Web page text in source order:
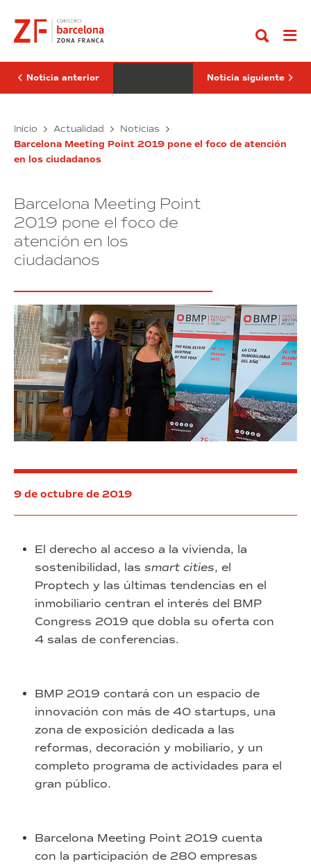
contenido
se
reunirán
en
para
debatir
de
las
personas
con
Noticia anterior
World
Green
premios
Noticia siguiente
Inicio Actualidad Noticias
Barcelona Meeting Point 2019 pone el foco de atención
en los ciudadanos
Barcelona Meeting Point
2019 pone el foco de
atención en los
ciudadanos
9 de octubre de 2019
El derecho al acceso a la vivienda, la
sostenibilidad, las smart cities, el
Proptech y las últimas tendencias en el
inmobiliario centran el interés del BMP
Congress 2019 que dobla su oferta con
4 salas de conferencias.
BMP 2019 contará con un espacio de
innovación con más de 40 startups, una
zona de exposición dedicada a las
reformas, decoración y mobiliario, y un
completo programa de actividades para el
gran público.
Barcelona Meeting Point 2019 cuenta
con la participación de 280 empresas
mundiales
se
reunirán
para
debatir
la
plena
personas
con
discapacidad
de
BMP
2019